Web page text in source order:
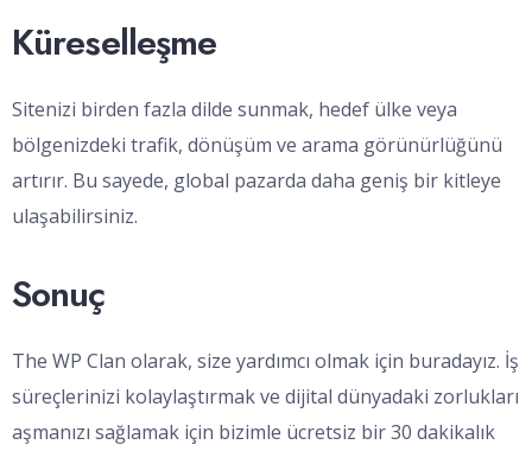
Küreselleşme
Sitenizi birden fazla dilde sunmak, hedef ülke veya
bölgenizdeki trafik, dönüşüm ve arama görünürlüğünü
artırır. Bu sayede, global pazarda daha geniş bir kitleye
ulaşabilirsiniz.
Sonuç
The WP Clan olarak, size yardımcı olmak için buradayız. İş
süreçlerinizi kolaylaştırmak ve dijital dünyadaki zorlukları
aşmanızı sağlamak için bizimle ücretsiz bir 30 dakikalık